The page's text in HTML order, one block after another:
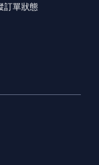
訂單狀態